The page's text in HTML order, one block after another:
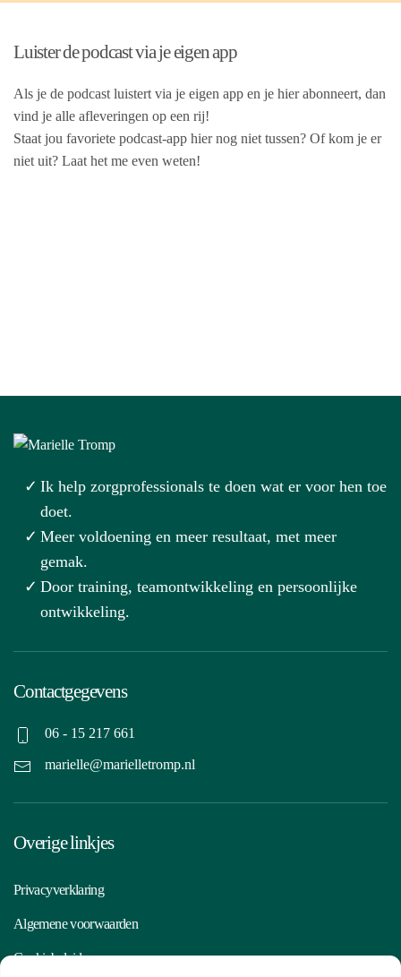
Luister de podcast via je eigen app
Als je de podcast luistert via je eigen app en je hier abonneert, dan
vind je alle afleveringen op een rij!
Staat jou favoriete podcast-app hier nog niet tussen? Of kom je er
niet uit? Laat het me even weten!
Ik help zorgprofessionals te doen wat er voor hen toe
doet.
Meer voldoening en meer resultaat, met meer
gemak.
Door training, teamontwikkeling en persoonlijke
ontwikkeling.
Contactgegevens
06 - 15 217 661
marielle@marielletromp.nl
Overige linkjes
Privacyverklaring
Algemene voorwaarden
Cookiebeleid